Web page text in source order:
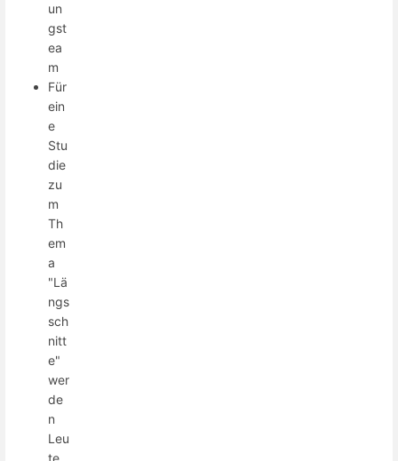
un
gst
ea
m
Für
ein
e
Stu
die
zu
m
Th
em
a
"Lä
ngs
sch
nitt
e"
wer
de
n
Leu
te